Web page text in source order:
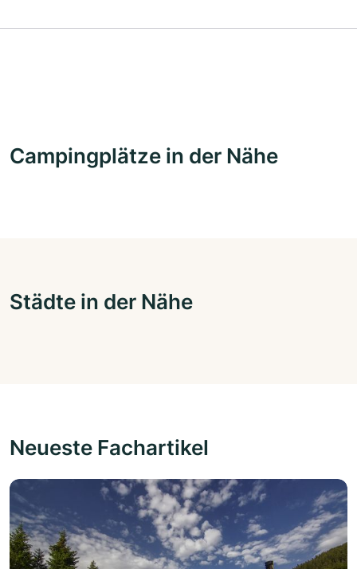
Campingplätze in der Nähe
Städte in der Nähe
Neueste Fachartikel